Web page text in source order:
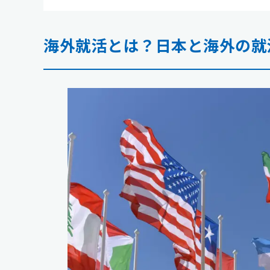
海外就活とは？日本と海外の